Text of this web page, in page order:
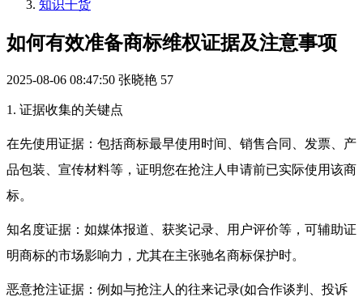
知识干货
如何有效准备商标维权证据及注意事项
2025-08-06 08:47:50 张晓艳 57
1. 证据收集的关键点
在先使用证据：包括商标最早使用时间、销售合同、发票、产
品包装、宣传材料等，证明您在抢注人申请前已实际使用该商
标。
知名度证据：如媒体报道、获奖记录、用户评价等，可辅助证
明商标的市场影响力，尤其在主张驰名商标保护时。
恶意抢注证据：例如与抢注人的往来记录(如合作谈判、投诉